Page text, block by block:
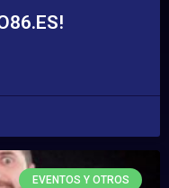
EVENTOS Y OTROS